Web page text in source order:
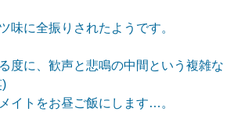
味に全振りされたようです。
度に、歓声と悲鳴の中間という複雑な
)
イトをお昼ご飯にします…。